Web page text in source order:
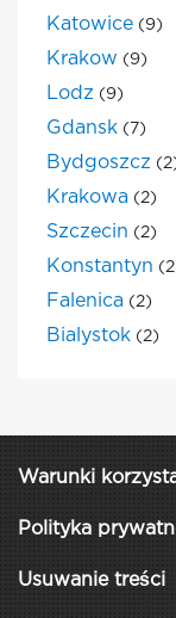
Katowice (9)
Krakow (9)
Lodz (9)
Gdansk (7)
Bydgoszcz
Krakowa (2)
Szczecin (2)
Konstantyn
Falenica (2)
Bialystok (2)
Warunki
Polityka
Usuwanie treści